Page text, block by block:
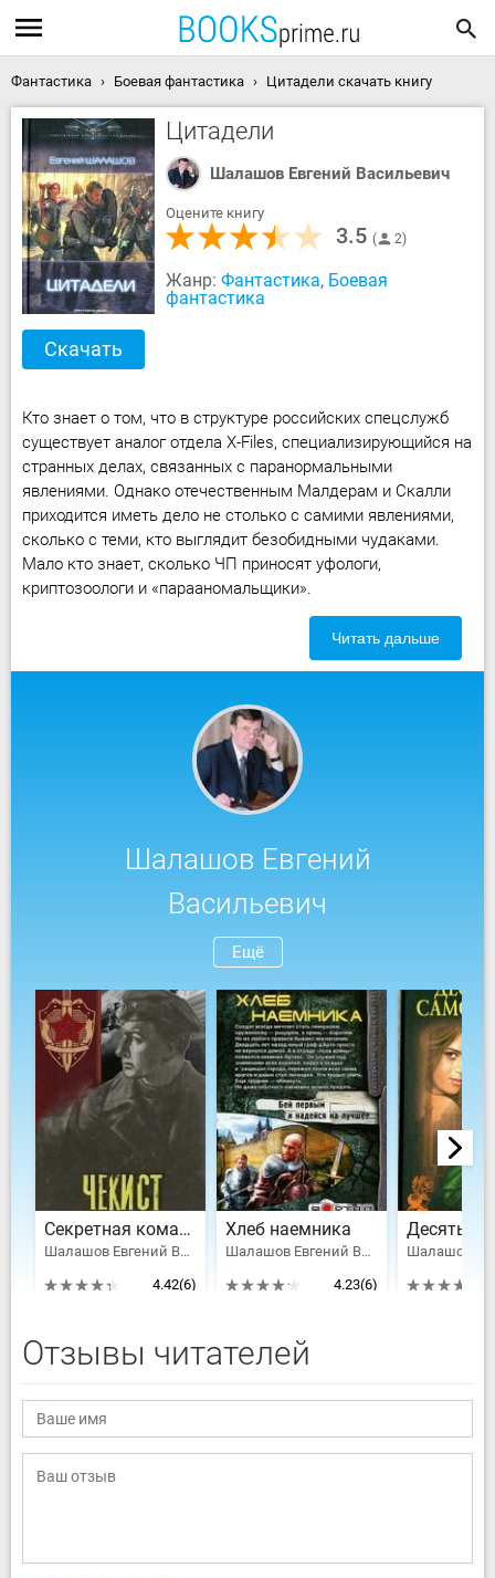
Фантастика Боевая фантастика Цитадели скачать книгу
Цитадели
Шалашов Евгений Васильевич
Оцените книгу
3.5 2
Жанр: Фантастика, Боевая
фантастика
Скачать
Кто знает о том, что в структуре российских спецслужб
существует аналог отдела X-Files, специализирующийся на
странных делах, связанных с паранормальными
явлениями. Однако отечественным Малдерам и Скалли
приходится иметь дело не столько с самими явлениями,
сколько с теми, кто выглядит безобидными чудаками.
Мало кто знает, сколько ЧП приносят уфологи,
криптозоологи и «парааномальщики».
Читать дальше
Шалашов Евгений
Васильевич
Ещё
Секретная командировка
Шалашов Евгений Васильевич
4.42(6)
Хлеб наемника
Шалашов Евгений Васильевич
4.23(6)
Отзывы читателей